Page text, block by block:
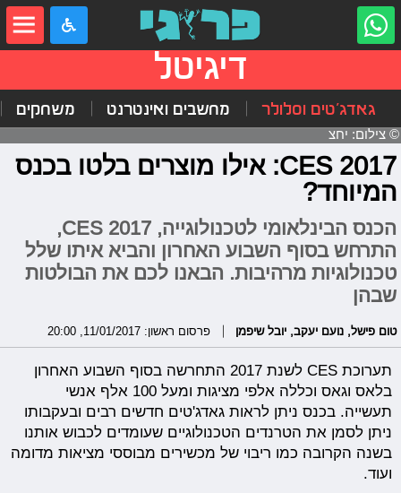
דיגיטל
גאדג'טים וסלולר מחשבים ואינטרנט משחקים
© צילום: יחצ
CES 2017: אילו מוצרים בלטו בכנס
המיוחד?
הכנס הבינלאומי לטכנולוגייה, CES 2017,
התרחש בסוף השבוע האחרון והביא איתו שלל
טכנולוגיות מרהיבות. הבאנו לכם את הבולטות
שבהן
טום פישל, נועם יעקב, יובל שיפמן פרסום ראשון: 11/01/2017, 20:00
תערוכת CES לשנת 2017 התחרשה בסוף השבוע האחרון
בלאס וגאס וכללה אלפי מציגות ומעל 100 אלף אנשי
תעשייה. בכנס ניתן לראות גאדג'טים חדשים רבים ובעקבותו
ניתן לסמן את הטרנדים הטכנולוגיים שעומדים לכבוש אותנו
בשנה הקרובה כמו ריבוי של מכשירים מבוססי מציאות מדומה
ועוד.